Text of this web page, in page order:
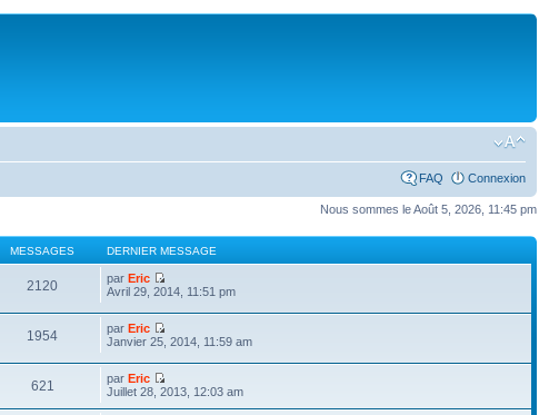
FAQ Connexion
Nous sommes le Août 5, 2026, 11:45 pm
MESSAGES DERNIER MESSAGE
2120 parEric
Avril 29, 2014, 11:51 pm
1954 parEric
Janvier 25, 2014, 11:59 am
621 parEric
Juillet 28, 2013, 12:03 am